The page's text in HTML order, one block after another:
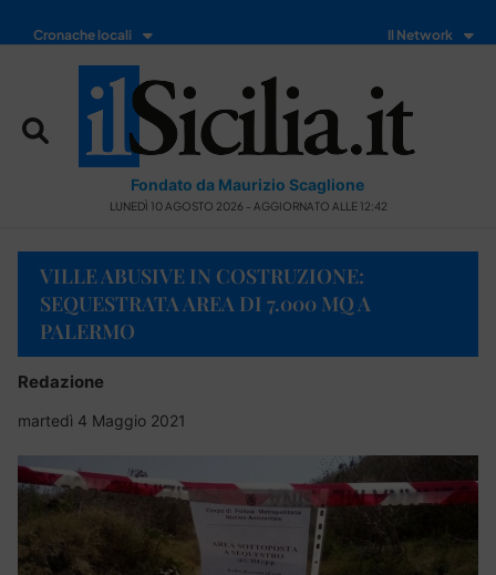
Cronache locali Il Network
Fondato da Maurizio Scaglione
LUNEDÌ 10 AGOSTO 2026 - AGGIORNATO ALLE 12:42
VILLE ABUSIVE IN COSTRUZIONE:
SEQUESTRATA AREA DI 7.000 MQ A
PALERMO
Redazione
martedì 4 Maggio 2021